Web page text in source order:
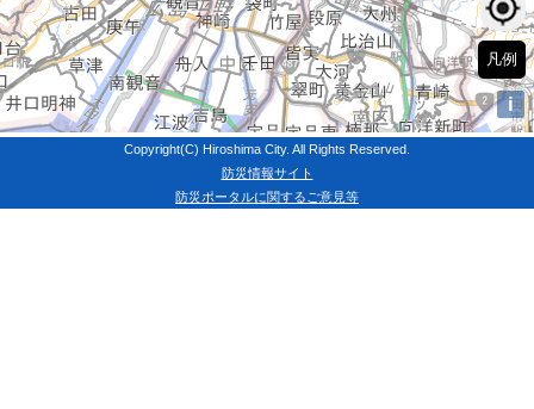
Copyright(C) Hiroshima City. All Rights Reserved.
防災情報サイト
防災ポータルに関するご意見等